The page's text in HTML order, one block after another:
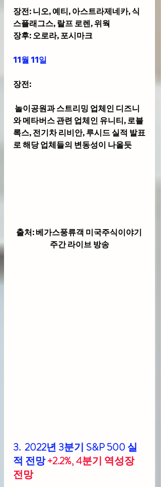
장전: 니오, 예티, 아스트라제네카, 식
스플래그스, 랄프 로렌, 위웍
장후: 오로라, 포시마크
11월 11일
장전:
와 메타버스 관련 업체인 유니티, 로블
록스, 전기차 리비안, 루시드 실적 발표
로 해당 업체들의 변동성이 나올듯
출처: 베가스풍류객 미국주식이야기
주간 라이브 방송
3.  2022년 3분기 S&P 500 실
적 전망 +2.2%, 4분기 역성장
전망